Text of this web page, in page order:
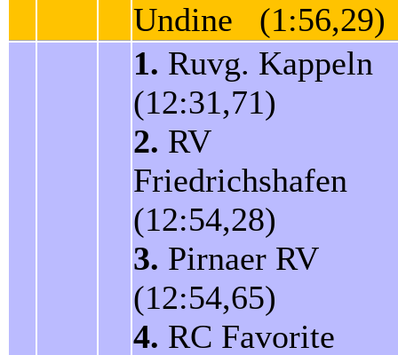
Undine (1:56,29)
1. Ruvg. Kappeln
(12:31,71)
2. RV
Friedrichshafen
(12:54,28)
3. Pirnaer RV
(12:54,65)
4. RC Favorite